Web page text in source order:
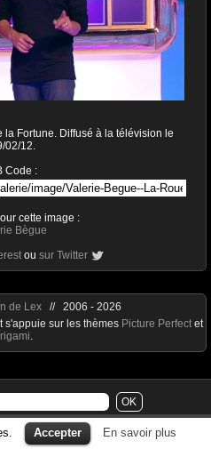
Fortune. Diffusé à la télévision le
02/12.
Code :
cette image :
Bègue
ou sur Twitter
Accepter En savoir plus
de Lex// 2006 - 2026
s'appuie sur les thèmes Picture Perfect et
.